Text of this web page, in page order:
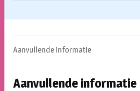
Aanvullende informatie
Aanvullende informatie